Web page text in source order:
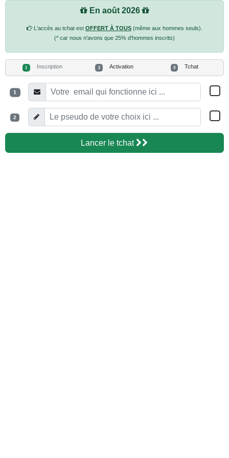
En août 2026
L'accès au tchat est OFFERT À TOUS (même aux hommes seuls).
(* car nous n'avons que 25% d'hommes inscrits)
1 Inscription 2 Activation 3 Tchat
1
2
Lancer le tchat